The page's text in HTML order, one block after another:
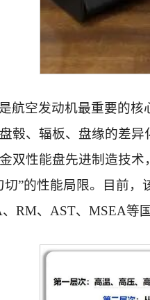
航空发动机最重要的
毂、辐板、盘缘的差
双性能盘先进制造技
切”的性能局限。目前
、RM、AST、MSEA等